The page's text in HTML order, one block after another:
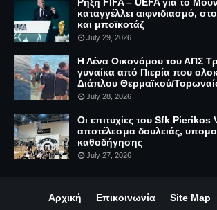
καταγγέλλει αιφνιδιασμό,
και μποϊκοτάζ
July 29, 2026
Η Λένα Οικονόμου του ΑΠΣ
γυναίκα από Πιερία που
Διάπλου Θερμαϊκού/
July 28, 2026
Οι επιτυχίες του Sfk Pierikos
αποτέλεσμα δουλειάς,
καθοδήγησης
July 27, 2026
Αρχική Επικοινωνία Site Map